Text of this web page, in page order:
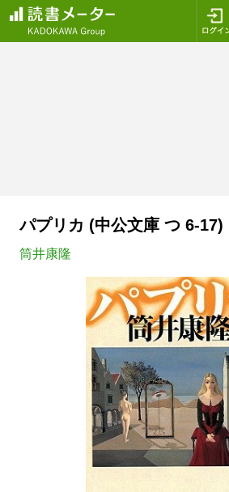
パプリカ (中公文庫 つ 6-17)
筒井康隆